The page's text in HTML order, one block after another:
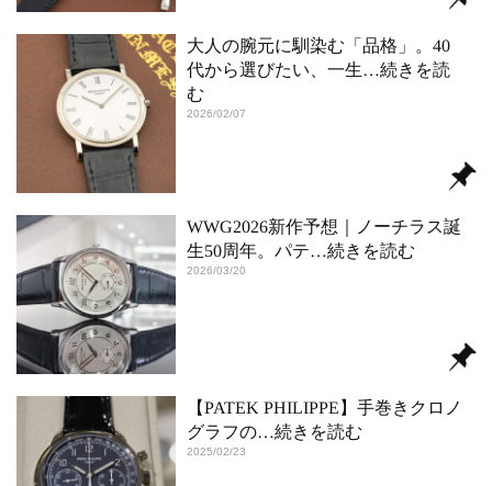
大人の腕元に馴染む「品格」。40
代から選びたい、一生…続きを読
む
2026/02/07
WWG2026新作予想｜ノーチラス誕
生50周年。パテ…続きを読む
2026/03/20
【PATEK PHILIPPE】手巻きクロノ
グラフの…続きを読む
2025/02/23